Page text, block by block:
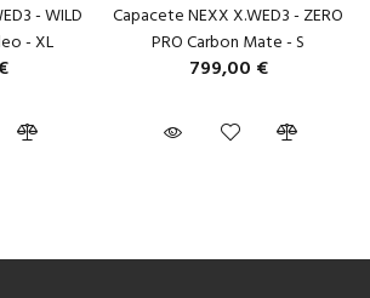
- WILD
- XL
Capacete NEXX X.WED3 - ZERO
PRO Carbon Mate - S
799,00 €